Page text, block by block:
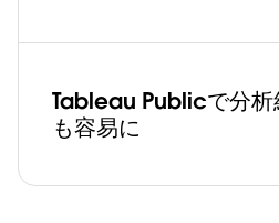
Tableau Publicで分析
も容易に